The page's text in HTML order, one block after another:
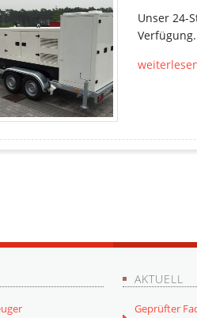
Unser 24-
Verfügung.
AKTUELL
Geprüfter